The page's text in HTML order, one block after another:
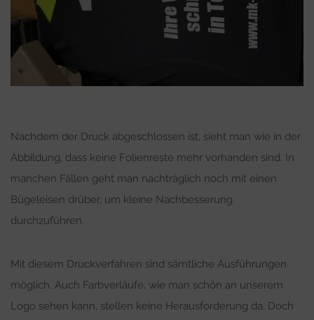
Nachdem der Druck abgeschlossen ist, sieht man wie in der
Abbildung, dass keine Folienreste mehr vorhanden sind. In
manchen Fällen geht man nachträglich noch mit einen
Bügeleisen drüber, um kleine Nachbesserung
durchzuführen.
Mit diesem Druckverfahren sind sämtliche Ausführungen
möglich. Auch Farbverläufe, wie man schön an unserem
Logo sehen kann, stellen keine Herausforderung da. Doch